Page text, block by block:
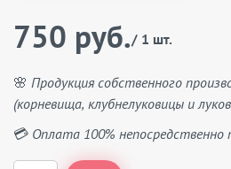
750 руб./ 1 шт.
🌸 Продукция собственного
(корневища, клубнелуковицы и
💳 Оплата 100% непосредственно